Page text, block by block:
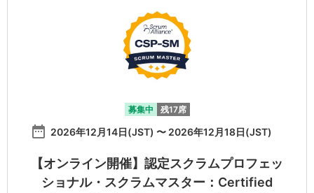
募集中 残17席
date_range 2026年12月14日(JST) 〜 2026年12月18日(JST)
【オンライン開催】認定スクラムプロフェッ
ショナル・スクラムマスター：Certified